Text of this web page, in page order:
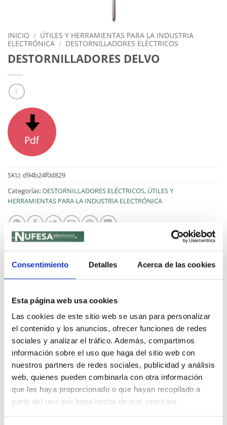
Consentimiento Detalles Acerca de las cookies
Esta página web usa cookies
Las cookies de este sitio web se usan para personalizar
el contenido y los anuncios, ofrecer funciones de redes
sociales y analizar el tráfico. Además, compartimos
información sobre el uso que haga del sitio web con
nuestros partners de redes sociales, publicidad y análisis
web, quienes pueden combinarla con otra información
que les haya proporcionado o que hayan recopilado a
partir del uso que haya hecho de sus servicios.
INICIO / ÚTILES Y HERRAMIENTAS PARA LA INDUSTRIA
ELECTRÓNICA / DESTORNILLADORES ELÉCTRICOS
DESTORNILLADORES DELVO
SKU:d94b24f0d829
Categorías: DESTORNILLADORES ELÉCTRICOS, ÚTILES Y
HERRAMIENTAS PARA LA INDUSTRIA ELECTRÓNICA
Alta precisión. La alta precisión es imprescindible para
mejorar la calidad del ensamblaje. «delvo» tiene una
alta precisión. El «delvo» de larga duración con motor
de cepillo utiliza un motor de larga duración que
resiste un ciclo de sujeción garantizado de un millón
de veces. Los «delvo» con motor sin escobillas son
ecológicos y no requieren mantenimiento, y ofrecen
una alta durabilidad. El mecanismo de parada del